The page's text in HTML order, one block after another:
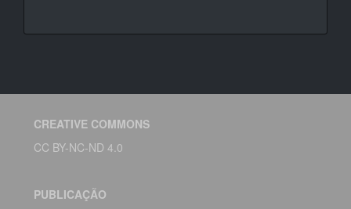
CREATIVE COMMONS
CC BY-NC-ND 4.0
PUBLICAÇÃO